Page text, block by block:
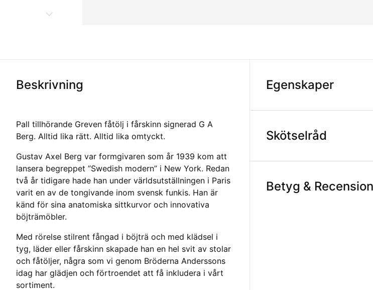
Beskrivning
Pall tillhörande Greven fåtölj i fårskinn signerad G A
Berg. Alltid lika rätt. Alltid lika omtyckt.
Gustav Axel Berg var formgivaren som år 1939 kom att
lansera begreppet ”Swedish modern” i New York. Redan
två år tidigare hade han under världsutställningen i Paris
varit en av de tongivande inom svensk funkis. Han är
känd för sina anatomiska sittkurvor och innovativa
böjträmöbler.
Med rörelse stilrent fångad i böjträ och med klädsel i
tyg, läder eller fårskinn skapade han en hel svit av stolar
och fåtöljer, några som vi genom Bröderna Anderssons
idag har glädjen och förtroendet att få inkludera i vårt
sortiment.
Egenskaper
Skötselråd
Betyg &